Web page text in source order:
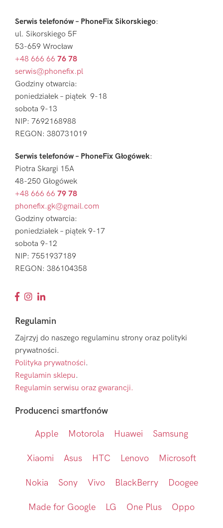
Serwis telefonów – PhoneFix Sikorskiego:
ul. Sikorskiego 5F
53-659 Wrocław
+48 666 66 76 78
serwis@phonefix.pl
Godziny otwarcia:
poniedziałek – piątek 9-18
sobota 9-13
NIP: 7692168988
REGON: 380731019
Serwis telefonów – PhoneFix Głogówek:
Piotra Skargi 15A
48-250 Głogówek
+48 666 66 79 78
phonefix.gk@gmail.com
Godziny otwarcia:
poniedziałek – piątek 9-17
sobota 9-12
NIP: 7551937189
REGON: 386104358
Regulamin
Zajrzyj do naszego regulaminu strony oraz polityki
prywatności.
Polityka prywatności.
Regulamin sklepu.
Regulamin serwisu oraz gwarancji.
Producenci smartfonów
Apple Motorola Huawei Samsung
Xiaomi Asus HTC Lenovo Microsoft
Nokia Sony Vivo BlackBerry Doogee
Made for Google LG One Plus Oppo